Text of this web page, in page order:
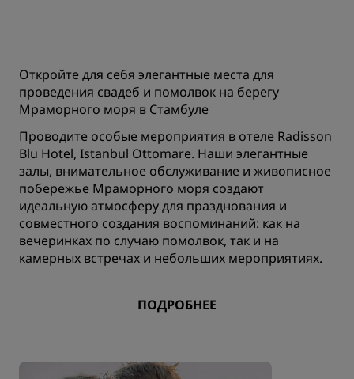
Откройте для себя элегантные места для
проведения свадеб и помолвок на берегу
Мраморного моря в Стамбуле
Проводите особые мероприятия в отеле Radisson
Blu Hotel, Istanbul Ottomare. Наши элегантные
залы, внимательное обслуживание и живописное
побережье Мраморного моря создают
идеальную атмосферу для празднования и
совместного создания воспоминаний: как на
вечеринках по случаю помолвок, так и на
камерных встречах и небольших мероприятиях.
ПОДРОБНЕЕ